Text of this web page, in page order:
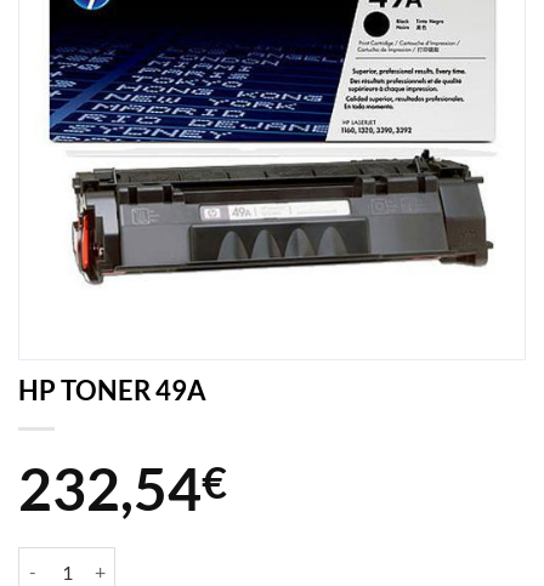
HP TONER 49A
232,54€